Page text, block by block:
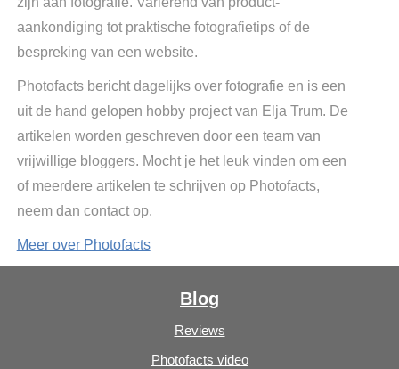
aankondiging tot praktische fotografietips of de
bespreking van een website.
Photofacts bericht dagelijks over fotografie en is een
uit de hand gelopen hobby project van Elja Trum. De
artikelen worden geschreven door een team van
vrijwillige bloggers. Mocht je het leuk vinden om een
of meerdere artikelen te schrijven op Photofacts,
neem dan contact op.
Meer over Photofacts
Blog
Reviews
Photofacts video